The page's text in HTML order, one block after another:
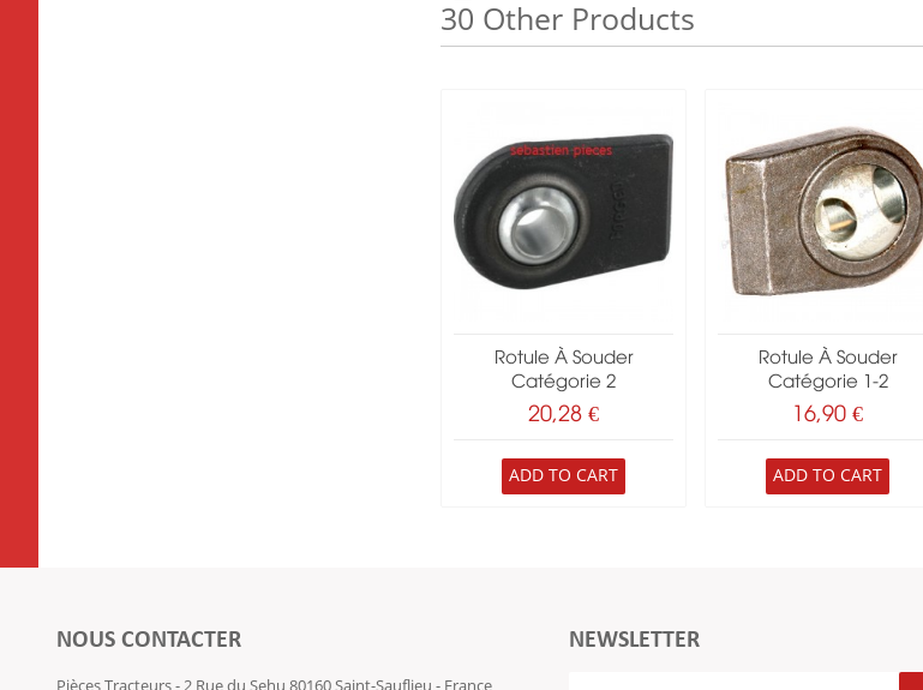
30 Other Products
Rotule À Souder
Catégorie 2
20,28 €
ADD TO CART
Rotule À Souder
Catégorie 1-2
16,90 €
ADD TO CART
NOUS CONTACTER NEWSLETTER